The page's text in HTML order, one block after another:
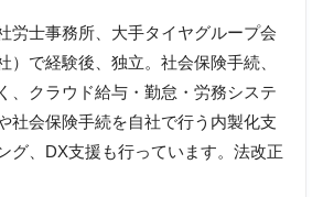
労士事務所、大手タイヤグループ会
）で経験後、独立。社会保険手続、
、クラウド給与・勤怠・労務システ
社会保険手続を自社で行う内製化支
グ、DX支援も行っています。法改正